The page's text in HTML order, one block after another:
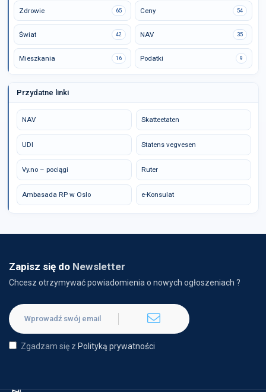
Zdrowie 65 Ceny 54
Świat 42 NAV 35
Mieszkania 16 Podatki 9
Przydatne linki
NAV Skatteetaten
UDI Statens vegvesen
Vy.no – pociągi Ruter
Ambasada RP w Oslo e-Konsulat
Zapisz się do Newsletter
Chcesz otrzymywać powiadomienia o nowych ogłoszeniach ?
Zgadzam się z Polityką prywatności